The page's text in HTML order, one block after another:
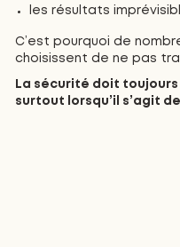
les résultats
C’est pourquoi de
choisissent de ne pas
La sécurité doit
surtout lorsqu’il s’agit